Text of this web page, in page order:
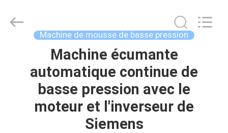
MAISON
PRODUITS
equipment
Machine de mousse de basse pression
Machine écumante
automatique continue de
basse pression avec le
moteur et l'inverseur de
Siemens